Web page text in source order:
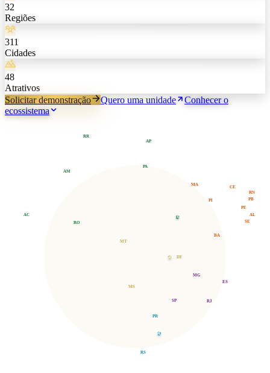
32
Regiões
311
Cidades
48
Atrativos
Solicitar demonstração
Quero uma unidade
Conhecer o
ecossistema
AC
AM
AP
PA
RO
RR
TO AL
BA
CE
MA
PB
PE
PI
RN
SE
DF
GO
MS
MT
ES
MG
RJ
SP
PR
RS
SC